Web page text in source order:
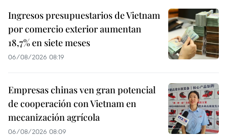
Ingresos presupuestarios de Vietnam
por comercio exterior aumentan
18,7% en siete meses
06/08/2026 08:19
Empresas chinas ven gran potencial
de cooperación con Vietnam en
mecanización agrícola
06/08/2026 08:09